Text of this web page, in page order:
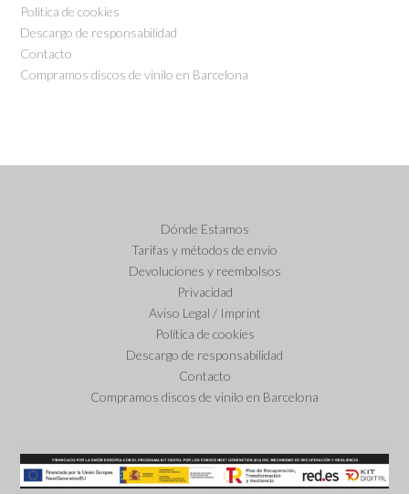
Política de cookies
Descargo de responsabilidad
Contacto
Compramos discos de vinilo en Barcelona
Dónde Estamos
Tarifas y métodos de envío
Devoluciones y reembolsos
Privacidad
Aviso Legal / Imprint
Política de cookies
Descargo de responsabilidad
Contacto
Compramos discos de vinilo en Barcelona